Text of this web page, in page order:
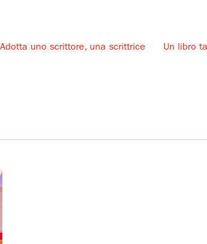
Adotta uno scrittore, una scrittrice Un libro